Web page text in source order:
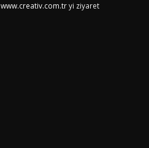
www.creativ.com.tryi ziyaret